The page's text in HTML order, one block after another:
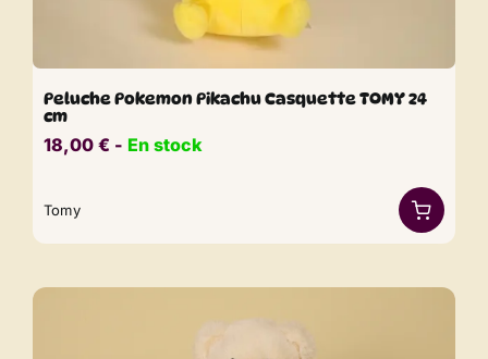
Peluche Pokemon Pikachu Casquette TOMY 24
cm
18,00 € ​​ - En stock
Tomy